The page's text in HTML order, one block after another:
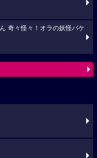
奇々怪々！オラの妖怪バケ